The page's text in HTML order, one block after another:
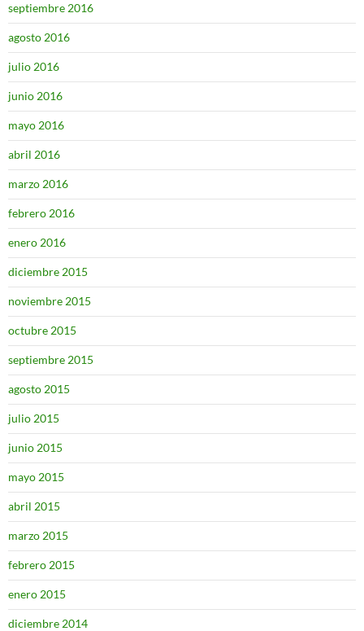
septiembre 2016
agosto 2016
julio 2016
junio 2016
mayo 2016
abril 2016
marzo 2016
febrero 2016
enero 2016
diciembre 2015
noviembre 2015
octubre 2015
septiembre 2015
agosto 2015
julio 2015
junio 2015
mayo 2015
abril 2015
marzo 2015
febrero 2015
enero 2015
diciembre 2014